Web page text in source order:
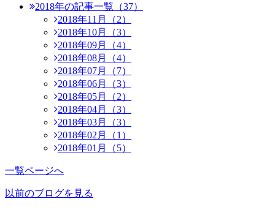
2018年の記事一覧（37）
2018年11月（2）
2018年10月（3）
2018年09月（4）
2018年08月（4）
2018年07月（7）
2018年06月（3）
2018年05月（2）
2018年04月（3）
2018年03月（3）
2018年02月（1）
2018年01月（5）
一覧ページへ
以前のブログを見る